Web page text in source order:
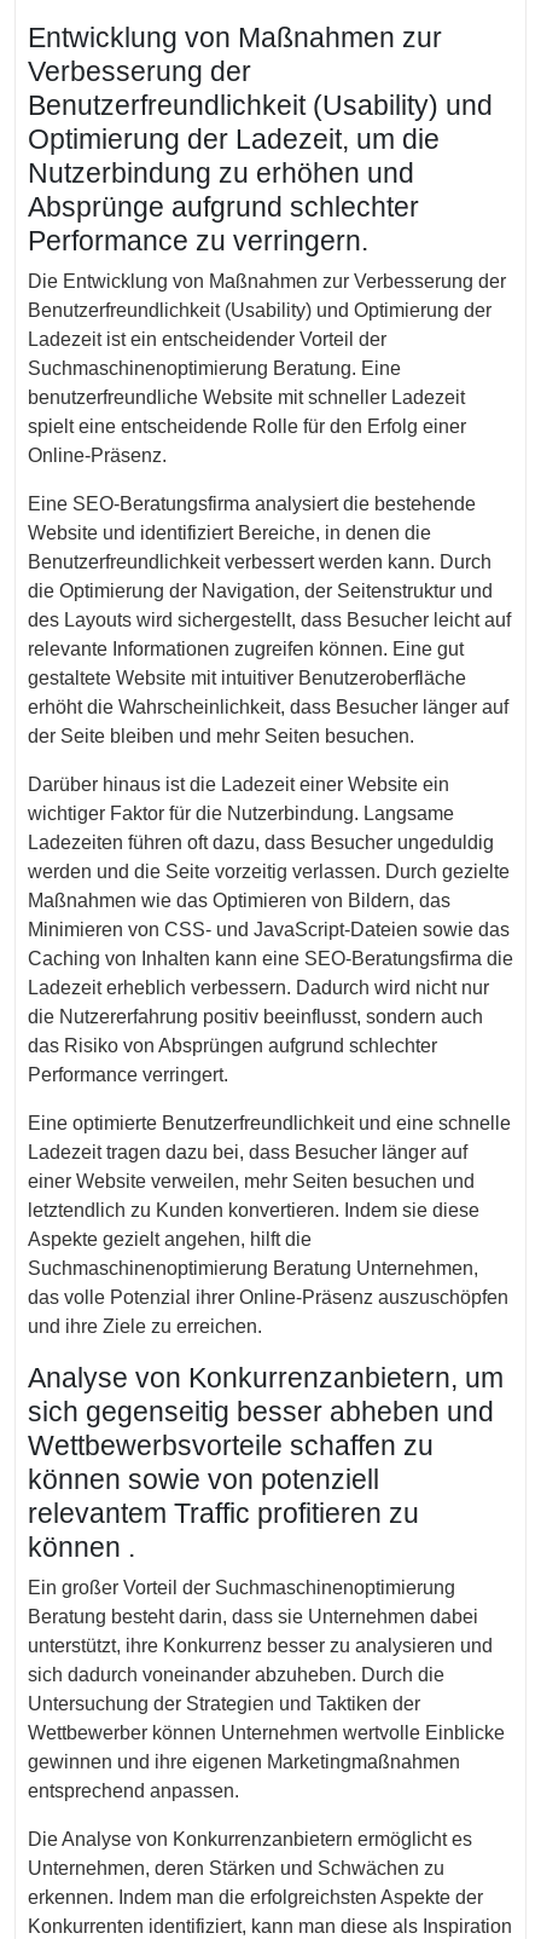
Entwicklung von Maßnahmen zur
Verbesserung der
Benutzerfreundlichkeit (Usability) und
Optimierung der Ladezeit, um die
Nutzerbindung zu erhöhen und
Absprünge aufgrund schlechter
Performance zu verringern.
Die Entwicklung von Maßnahmen zur Verbesserung der
Benutzerfreundlichkeit (Usability) und Optimierung der
Ladezeit ist ein entscheidender Vorteil der
Suchmaschinenoptimierung Beratung. Eine
benutzerfreundliche Website mit schneller Ladezeit
spielt eine entscheidende Rolle für den Erfolg einer
Online-Präsenz.
Eine SEO-Beratungsfirma analysiert die bestehende
Website und identifiziert Bereiche, in denen die
Benutzerfreundlichkeit verbessert werden kann. Durch
die Optimierung der Navigation, der Seitenstruktur und
des Layouts wird sichergestellt, dass Besucher leicht auf
relevante Informationen zugreifen können. Eine gut
gestaltete Website mit intuitiver Benutzeroberfläche
erhöht die Wahrscheinlichkeit, dass Besucher länger auf
der Seite bleiben und mehr Seiten besuchen.
Darüber hinaus ist die Ladezeit einer Website ein
wichtiger Faktor für die Nutzerbindung. Langsame
Ladezeiten führen oft dazu, dass Besucher ungeduldig
werden und die Seite vorzeitig verlassen. Durch gezielte
Maßnahmen wie das Optimieren von Bildern, das
Minimieren von CSS- und JavaScript-Dateien sowie das
Caching von Inhalten kann eine SEO-Beratungsfirma die
Ladezeit erheblich verbessern. Dadurch wird nicht nur
die Nutzererfahrung positiv beeinflusst, sondern auch
das Risiko von Absprüngen aufgrund schlechter
Performance verringert.
Eine optimierte Benutzerfreundlichkeit und eine schnelle
Ladezeit tragen dazu bei, dass Besucher länger auf
einer Website verweilen, mehr Seiten besuchen und
letztendlich zu Kunden konvertieren. Indem sie diese
Aspekte gezielt angehen, hilft die
Suchmaschinenoptimierung Beratung Unternehmen,
das volle Potenzial ihrer Online-Präsenz auszuschöpfen
und ihre Ziele zu erreichen.
Analyse von Konkurrenzanbietern, um
sich gegenseitig besser abheben und
Wettbewerbsvorteile schaffen zu
können sowie von potenziell
relevantem Traffic profitieren zu
können .
Ein großer Vorteil der Suchmaschinenoptimierung
Beratung besteht darin, dass sie Unternehmen dabei
unterstützt, ihre Konkurrenz besser zu analysieren und
sich dadurch voneinander abzuheben. Durch die
Untersuchung der Strategien und Taktiken der
Wettbewerber können Unternehmen wertvolle Einblicke
gewinnen und ihre eigenen Marketingmaßnahmen
entsprechend anpassen.
Die Analyse von Konkurrenzanbietern ermöglicht es
Unternehmen, deren Stärken und Schwächen zu
erkennen. Indem man die erfolgreichsten Aspekte der
Konkurrenten identifiziert, kann man diese als Inspiration